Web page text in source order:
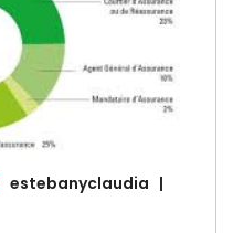
estebanyclaudia |